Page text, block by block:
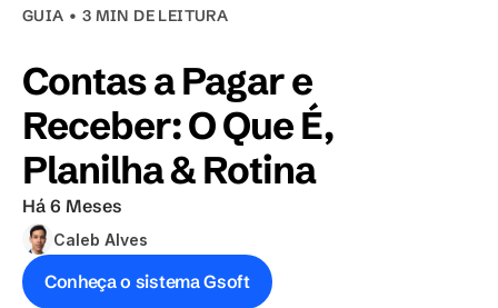
GUIA • 3 MIN DE LEITURA
Contas a Pagar e
Receber: O Que É,
Planilha & Rotina
Há 6 Meses
Caleb Alves
Conheça o sistema Gsoft